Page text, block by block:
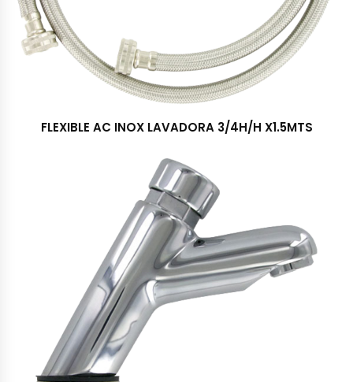
FLEXIBLE AC INOX LAVADORA 3/4H/H X1.5MTS